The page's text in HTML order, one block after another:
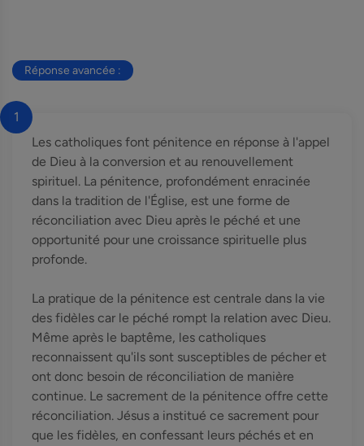
Réponse avancée :
1
Les catholiques font pénitence en réponse à l'appel
de Dieu à la conversion et au renouvellement
spirituel. La pénitence, profondément enracinée
dans la tradition de l'Église, est une forme de
réconciliation avec Dieu après le péché et une
opportunité pour une croissance spirituelle plus
profonde.
La pratique de la pénitence est centrale dans la vie
des fidèles car le péché rompt la relation avec Dieu.
Même après le baptême, les catholiques
reconnaissent qu'ils sont susceptibles de pécher et
ont donc besoin de réconciliation de manière
continue. Le sacrement de la pénitence offre cette
réconciliation. Jésus a institué ce sacrement pour
que les fidèles, en confessant leurs péchés et en